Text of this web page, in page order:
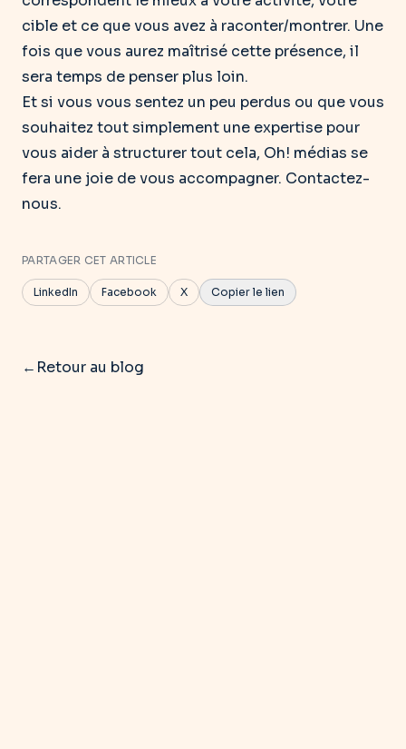
cible et ce que vous avez à raconter/montrer. Une
fois que vous aurez maîtrisé cette présence, il
sera temps de penser plus loin.
Etsi vous vous sentez un peu perdus ou que vous
souhaitez tout simplement une expertise pour
vous aider à structurer tout cela, Oh! médias se
fera une joie de vous accompagner. Contactez-
nous.
PARTAGER CET ARTICLE
LinkedIn Facebook X Copier le lien
← Retour au blog